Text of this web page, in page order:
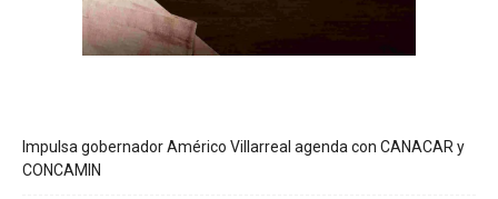
Impulsa gobernador Américo Villarreal agenda con CANACAR y
CONCAMIN